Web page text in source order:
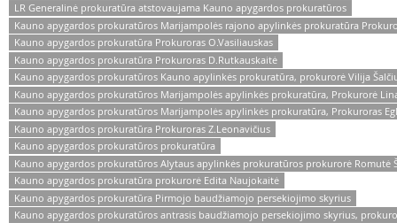
LR Generalinė prokuratūra atstovaujama Kauno apygardos prokuratūros
Kauno apygardos prokuratūros Marijampolės rajono apylinkės prokuratūra
Kauno apygardos prokuratūra Prokuroras O.Vasiliauskas
Kauno apygardos prokuratūra Prokuroras D.Rutkauskaitė
Kauno apygardos prokuratūros Kauno apylinkės prokuratūra, prokurorė Vilija
Kauno apygardos prokuratūros Marijampolės apylinkės prokuratūra, Prokurorė
Kauno apygardos prokuratūros Marijampolės apylinkės prokuratūra, Prokuroras
Kauno apygardos prokuratūra Prokuroras Z.Leonavičius
Kauno apygardos prokuratūros prokuratūra
Kauno apygardos prokuratūros Alytaus apylinkės prokuratūros prokurorė Romutė
Kauno apygardos prokuratūra prokurorė Edita Naujokaitė
Kauno apygardos prokuratūra Pirmojo baudžiamojo persekiojimo skyrius
Kauno apygardos prokuratūros antrasis baudžiamojo persekiojimo skyrius,